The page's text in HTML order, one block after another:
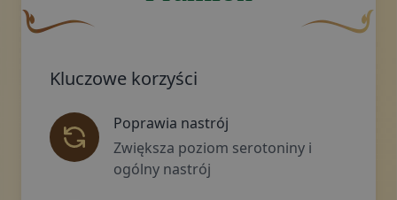
Kluczowe korzyści
Poprawia nastrój
Zwiększa poziom serotoniny i
ogólny nastrój